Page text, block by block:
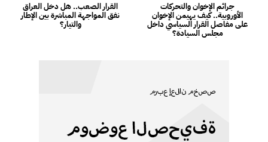
القرار الصعب.. هل دخل العراق
نفق المواجهة المباشرة بين الإطار
والتيار؟
جرائم الإخوان والتحركات
الأوروبية.. كيف يهيمن الإخوان
على مفاصل القرار السياسي داخل
مجلس السيادة؟